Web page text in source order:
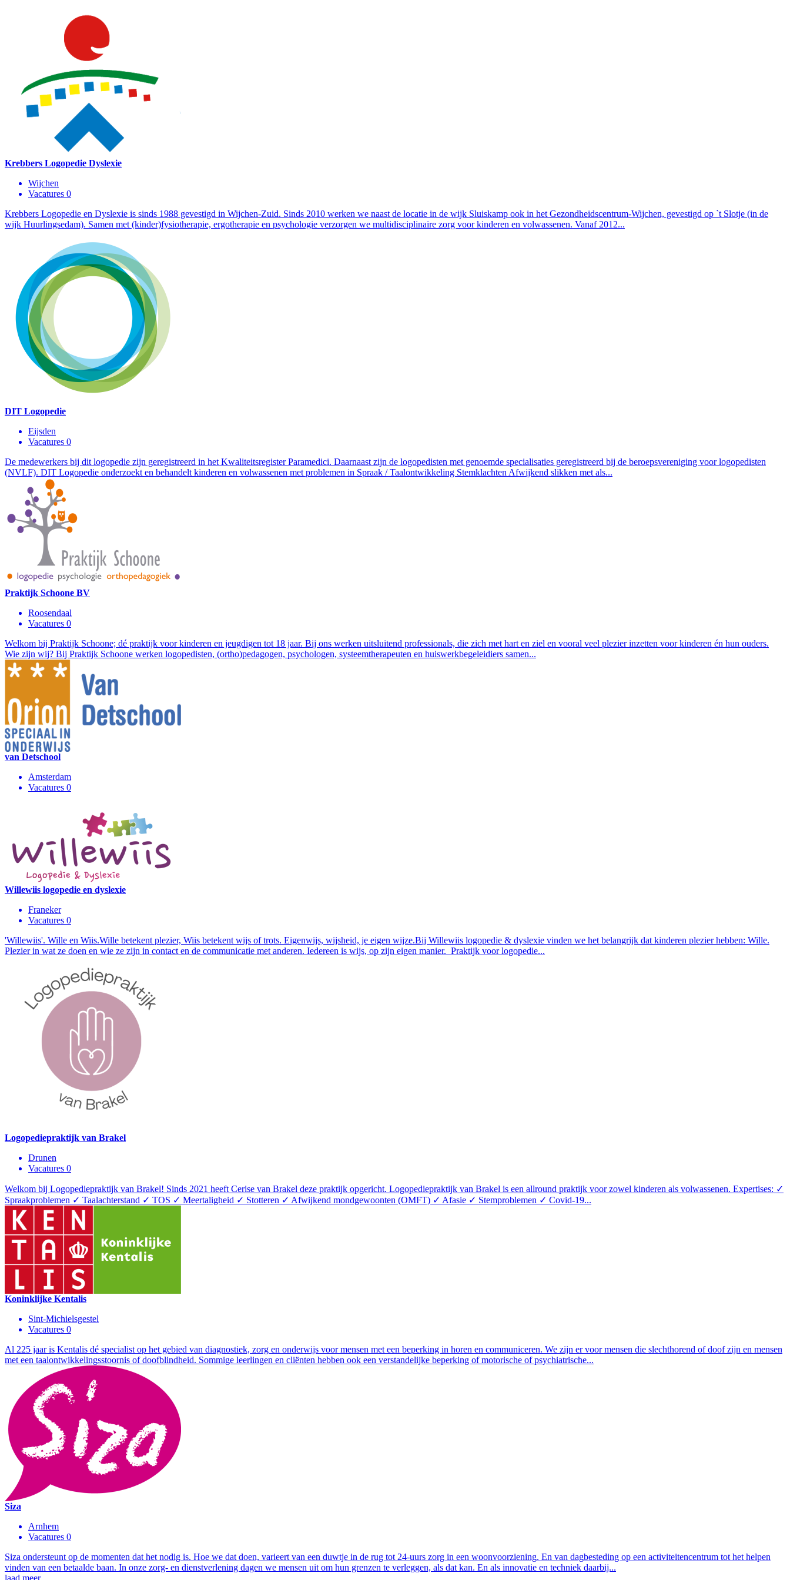
Krebbers Logopedie Dyslexie
Wijchen
Vacatures 0
Krebbers Logopedie en Dyslexie is sinds 1988 gevestigd in Wijchen-Zuid. Sinds 2010 werken we naast de locatie in de wijk Sluiskamp ook in het Gezondheidscentrum-Wijchen, gevestigd op `t Slotje (in de
wijk Huurlingsedam). Samen met (kinder)fysiotherapie, ergotherapie en psychologie verzorgen we multidisciplinaire zorg voor kinderen en volwassenen. Vanaf 2012...
DIT Logopedie
Eijsden
Vacatures 0
De medewerkers bij dit logopedie zijn geregistreerd in het Kwaliteitsregister Paramedici. Daarnaast zijn de logopedisten met genoemde specialisaties geregistreerd bij de beroepsvereniging voor logopedisten
(NVLF). DIT Logopedie onderzoekt en behandelt kinderen en volwassenen met problemen in Spraak / Taalontwikkeling Stemklachten Afwijkend slikken met als...
Praktijk Schoone BV
Roosendaal
Vacatures 0
Welkom bij Praktijk Schoone; dé praktijk voor kinderen en jeugdigen tot 18 jaar. Bij ons werken uitsluitend professionals, die zich met hart en ziel en vooral veel plezier inzetten voor kinderen én hun ouders.
Wie zijn wij? Bij Praktijk Schoone werken logopedisten, (ortho)pedagogen, psychologen, systeemtherapeuten en huiswerkbegeleidiers samen...
van Detschool
Amsterdam
Vacatures 0
Willewiis logopedie en dyslexie
Franeker
Vacatures 0
'Willewiis'. Wille en Wiis.Wille betekent plezier, Wiis betekent wijs of trots. Eigenwijs, wijsheid, je eigen wijze.Bij Willewiis logopedie & dyslexie vinden we het belangrijk dat kinderen plezier hebben: Wille.
Plezier in wat ze doen en wie ze zijn in contact en de communicatie met anderen. Iedereen is wijs, op zijn eigen manier. Praktijk voor logopedie...
Logopediepraktijk van Brakel
Drunen
Vacatures 0
Welkom bij Logopediepraktijk van Brakel! Sinds 2021 heeft Cerise van Brakel deze praktijk opgericht. Logopediepraktijk van Brakel is een allround praktijk voor zowel kinderen als volwassenen. Expertises: ✓
Spraakproblemen ✓ Taalachterstand ✓ TOS ✓ Meertaligheid ✓ Stotteren ✓ Afwijkend mondgewoonten (OMFT) ✓ Afasie ✓ Stemproblemen ✓ Covid-19...
Koninklijke Kentalis
Sint-Michielsgestel
Vacatures 0
Al 225 jaar is Kentalis dé specialist op het gebied van diagnostiek, zorg en onderwijs voor mensen met een beperking in horen en communiceren. We zijn er voor mensen die slechthorend of doof zijn en mensen
met een taalontwikkelingsstoornis of doofblindheid. Sommige leerlingen en cliënten hebben ook een verstandelijke beperking of motorische of psychiatrische...
Siza
Arnhem
Vacatures 0
Siza ondersteunt op de momenten dat het nodig is. Hoe we dat doen, varieert van een duwtje in de rug tot 24-uurs zorg in een woonvoorziening. En van dagbesteding op een activiteitencentrum tot het helpen
vinden van een betaalde baan. In onze zorg- en dienstverlening dagen we mensen uit om hun grenzen te verleggen, als dat kan. En als innovatie en techniek daarbij...
laad meer